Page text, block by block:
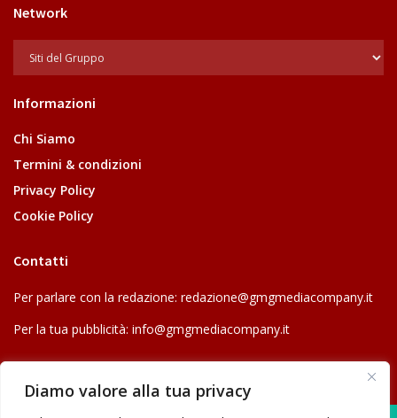
Diamo valore alla tua privacy
Network
Informazioni
Chi Siamo
Termini & condizioni
Privacy Policy
Cookie Policy
Contatti
Per parlare con la redazione: redazione@gmgmediacompany.it
Per la tua pubblicità: info@gmgmediacompany.it